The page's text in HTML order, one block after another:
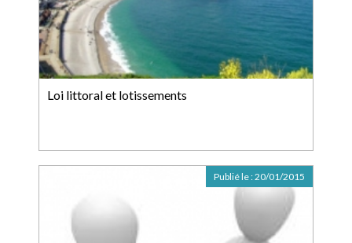
Loi littoral et lotissements
Publié le :20/01/2015